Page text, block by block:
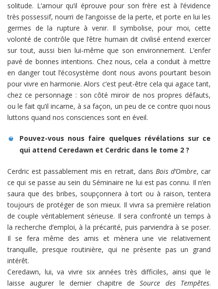
solitude. L’amour qu’il éprouve pour son frère est à l’évidence
très possessif, nourri de l’angoisse de la perte, et porte en lui les
germes de la rupture à venir. Il symbolise, pour moi, cette
volonté de contrôle que l’être humain dit civilisé entend exercer
sur tout, aussi bien lui-même que son environnement. L’enfer
pavé de bonnes intentions. Chez nous, cela a conduit à mettre
en danger tout l’écosystème dont nous avons pourtant besoin
pour vivre en harmonie. Alors c’est peut-être cela qui agace tant,
chez ce personnage : son côté miroir de nos propres défauts,
ou le fait qu’il incarne, à sa façon, un peu de ce contre quoi nous
luttons quand nos consciences sont en éveil.
Pouvez-vous nous faire quelques révélations sur ce
qui attend Ceredawn et Cerdric dans le tome 2 ?
Cerdric est passablement mis en retrait, dans Bois d’Ombre, car
ce qui se passe au sein du Séminaire ne lui est pas connu. Il n’en
saura que des bribes, soupçonnera à tort ou à raison, tentera
toujours de protéger de son mieux. Il vivra sa première relation
de couple véritablement sérieuse. Il sera confronté un temps à
la recherche d’emploi, à la précarité, puis parviendra à se poser.
Il se fera même des amis et mènera une vie relativement
tranquille, presque routinière, qui ne présente pas un grand
intérêt.
Ceredawn, lui, va vivre six années très difficiles, ainsi que le
laisse augurer le dernier chapitre deSource des Tempêtes.